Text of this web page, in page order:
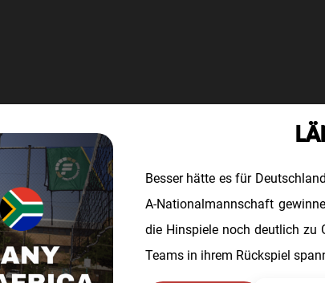
Besser hätte es für
A-Nationalmannschaft
die Hinspiele noch deutlich zu
Teams in ihrem Rückspiel